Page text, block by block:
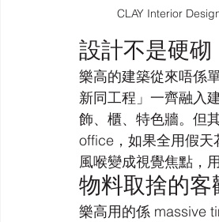
CLAY Interior
設計不是硬砌
樂高的建築從來唔係
新同工程」一齊融入
飾、櫃、特色牆。但
office，如果全用假天
風喉變成視覺焦點，
物料取捨的客
樂高用的係 massive